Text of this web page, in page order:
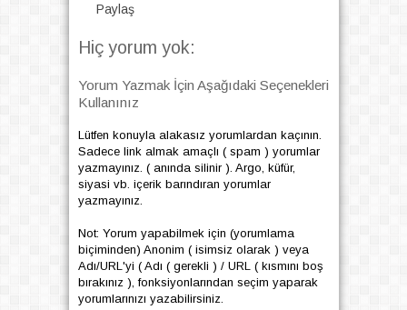
Paylaş
Hiç yorum yok:
Yorum Yazmak İçin Aşağıdaki Seçenekleri
Kullanınız
Lütfen konuyla alakasız yorumlardan kaçının.
Sadece link almak amaçlı ( spam ) yorumlar
yazmayınız. ( anında silinir ). Argo, küfür,
siyasi vb. içerik barındıran yorumlar
yazmayınız.
Not: Yorum yapabilmek için (yorumlama
biçiminden) Anonim ( isimsiz olarak ) veya
Adı/URL'yi ( Adı ( gerekli ) / URL ( kısmını boş
bırakınız ), fonksiyonlarından seçim yaparak
yorumlarınızı yazabilirsiniz.